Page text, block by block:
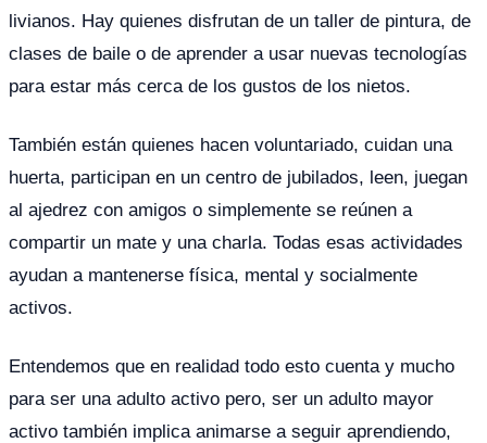
livianos. Hay quienes disfrutan de un taller de pintura, de
clases de baile o de aprender a usar nuevas tecnologías
para estar más cerca de los gustos de los nietos.
También están quienes hacen voluntariado, cuidan una
huerta, participan en un centro de jubilados, leen, juegan
al ajedrez con amigos o simplemente se reúnen a
compartir un mate y una charla. Todas esas actividades
ayudan a mantenerse física, mental y socialmente
activos.
Entendemos que en realidad todo esto cuenta y mucho
para ser una adulto activo pero, ser un adulto mayor
activo también implica animarse a seguir aprendiendo,